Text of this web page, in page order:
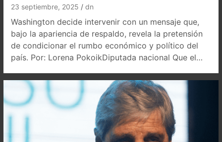
23 septiembre, 2025 dn
Washington decide intervenir con un mensaje que,
bajo la apariencia de respaldo, revela la pretensión
de condicionar el rumbo económico y político del
país. Por: Lorena PokoikDiputada nacional Que el…